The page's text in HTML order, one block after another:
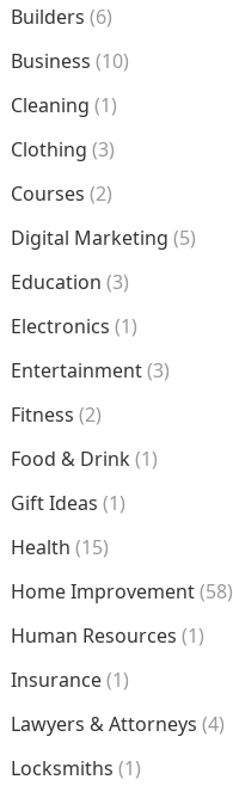
Builders (6)
Business (10)
Cleaning (1)
Clothing (3)
Courses (2)
Digital Marketing (5)
Education (3)
Electronics (1)
Entertainment(3)
Fitness (2)
Food & Drink(1)
Gift Ideas (1)
Health (15)
Home Improvement(58)
Human Resources (1)
Insurance(1)
Lawyers & Attorneys (4)
Locksmiths (1)